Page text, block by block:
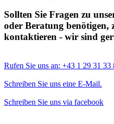
Sollten Sie Fragen zu
oder Beratung benötigen,
kontaktieren - wir sind
Rufen Sie uns an: +43 1 29 31 33
Schreiben Sie uns eine E-Mail.
Schreiben Sie uns via facebook